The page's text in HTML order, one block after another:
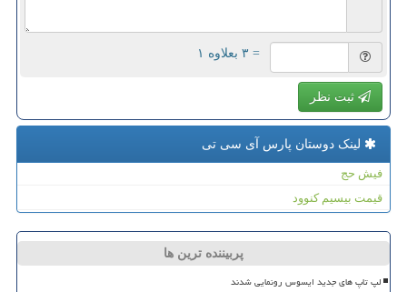
= ۳ بعلاوه ۱
ثبت نظر
لینک دوستان پارس آی سی تی
فیش حج
قیمت بیسیم کنوود
پربیننده ترین ها
لپ تاپ های جدید ایسوس رونمایی شدند